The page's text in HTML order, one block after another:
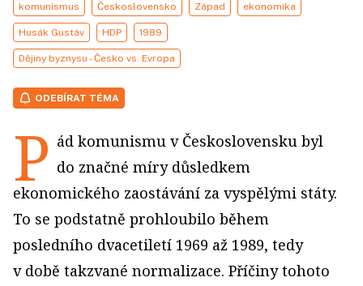
komunismus Československo Západ ekonomika
Husák Gustáv HDP 1989
Dějiny byznysu - Česko vs. Evropa
ODEBÍRAT TÉMA
P ád komunismu v Československu byl
do značné míry důsledkem
ekonomického zaostávání za vyspělými státy.
To se podstatně prohloubilo během
posledního dvacetiletí 1969 až 1989, tedy
v době takzvané normalizace. Příčiny tohoto